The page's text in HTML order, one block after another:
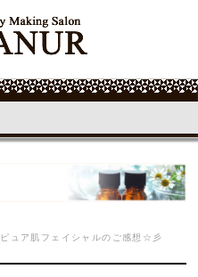
ピュア肌フェイシャルのご感想☆彡